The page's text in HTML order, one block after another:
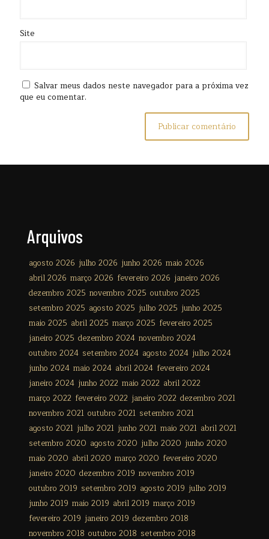
Site
Salvar meus dados neste navegador para a próxima vez
que eu comentar.
Arquivos
agosto 2026 julho 2026 junho 2026 maio 2026
abril 2026 março 2026 fevereiro 2026 janeiro 2026
dezembro 2025 novembro 2025 outubro 2025
setembro 2025 agosto 2025 julho 2025 junho 2025
maio 2025 abril 2025 março 2025 fevereiro 2025
janeiro 2025 dezembro 2024 novembro 2024
outubro 2024 setembro 2024 agosto 2024 julho 2024
junho 2024 maio 2024 abril 2024 fevereiro 2024
janeiro 2024 junho 2022 maio 2022 abril 2022
março 2022 fevereiro 2022 janeiro 2022 dezembro 2021
novembro 2021 outubro 2021 setembro 2021
agosto 2021 julho 2021 junho 2021 maio 2021 abril 2021
setembro 2020 agosto 2020 julho 2020 junho 2020
maio 2020 abril 2020 março 2020 fevereiro 2020
janeiro 2020 dezembro 2019 novembro 2019
outubro 2019 setembro 2019 agosto 2019 julho 2019
junho 2019 maio 2019 abril 2019 março 2019
fevereiro 2019 janeiro 2019 dezembro 2018
novembro 2018 outubro 2018 setembro 2018